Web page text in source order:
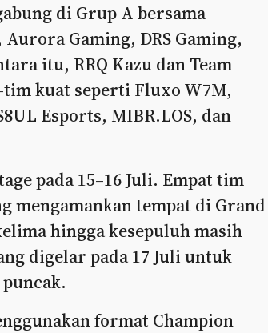
di Grup A bersama
Gaming, DRS Gaming,
itu, RRQ Kazu dan Team
kuat seperti Fluxo W7M,
Esports, MIBR.LOS, dan
pada 15–16 Juli. Empat tim
mengamankan tempat di Grand
hingga kesepuluh masih
digelar pada 17 Juli untuk
format Champion